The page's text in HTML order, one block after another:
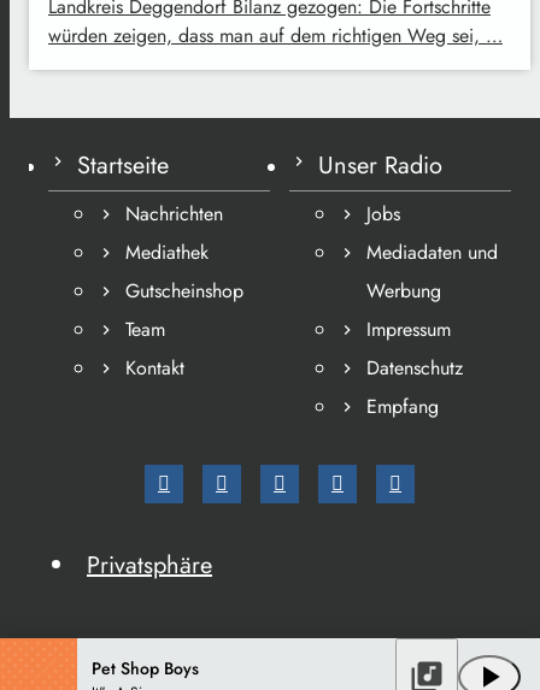
Landkreis Deggendorf Bilanz gezogen: Die Fortschritte
würden zeigen, dass man auf dem richtigen Weg sei, …
Startseite
Nachrichten
Mediathek
Gutscheinshop
Team
Kontakt
Unser Radio
Jobs
Mediadaten und
Werbung
Impressum
Datenschutz
Empfang
Privatsphäre
Pet Shop Boys play_arrow
library_music